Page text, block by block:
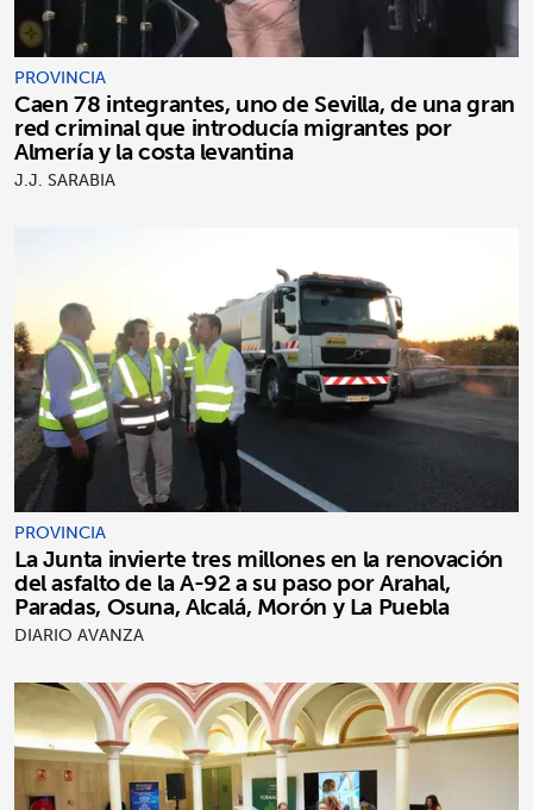
PROVINCIA
Caen 78 integrantes, uno de Sevilla, de una gran
red criminal que introducía migrantes por
Almería y la costa levantina
J.J. SARABIA
PROVINCIA
La Junta invierte tres millones en la renovación
del asfalto de la A-92 a su paso por Arahal,
Paradas, Osuna, Alcalá, Morón y La Puebla
DIARIO AVANZA